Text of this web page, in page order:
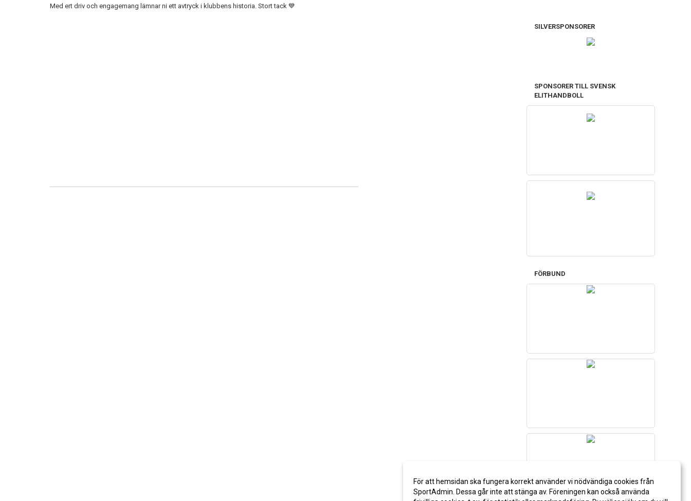
Med ert driv och engagemang lämnar ni ett avtryck i klubbens historia. Stort tack 💙
SILVERSPONSORER
SPONSORER TILL SVENSK
ELITHANDBOLL
FÖRBUND
För att hemsidan ska fungera korrekt använder vi nödvändiga cookies från
SportAdmin. Dessa går inte att stänga av. Föreningen kan också använda